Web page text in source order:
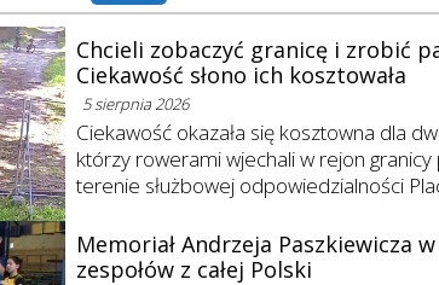
Chcieli zobaczyć granicę i zrobić
Ciekawość słono ich kosztowała
5 sierpnia 2026
Ciekawość okazała się kosztowna dla
którzy rowerami wjechali w rejon
terenie służbowej odpowiedzialności
Memoriał Andrzeja Paszkiewicza
zespołów z całej Polski